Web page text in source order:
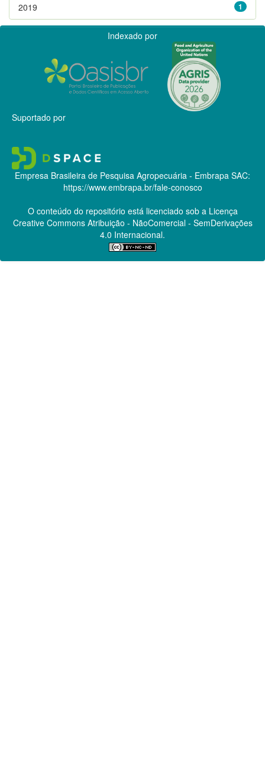
1
2019
Indexado por
Suportado por
Empresa Brasileira de Pesquisa Agropecuária - Embrapa SAC:
https://www.embrapa.br/fale-conosco
O conteúdo do repositório está licenciado sob a Licença
Creative CommonsAtribuição - NãoComercial - SemDerivações
4.0 Internacional.